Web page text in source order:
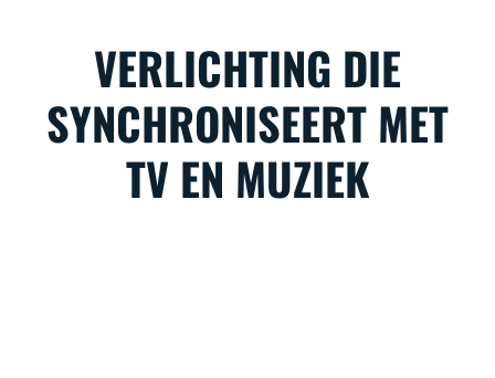
VERLICHTING DIE
SYNCHRONISEERT MET
TV EN MUZIEK